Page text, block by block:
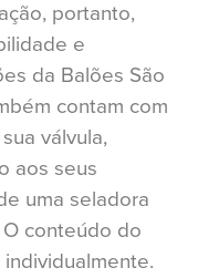
portanto,
e
da Balões São
contam com
válvula,
aos seus
uma seladora
conteúdo do